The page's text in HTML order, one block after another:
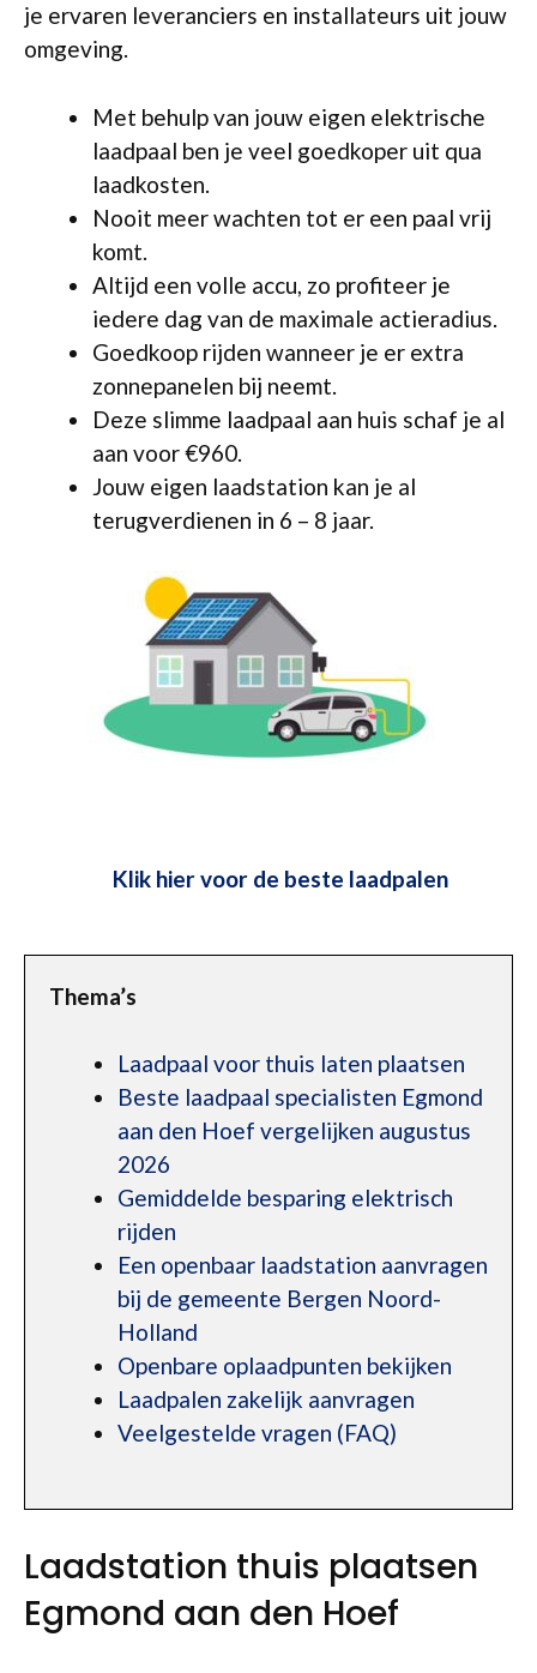
je ervaren leveranciers en installateurs uit jouw
omgeving.
Met behulp van jouw eigen elektrische
laadpaal ben je veel goedkoper uit qua
laadkosten.
Nooit meer wachten tot er een paal vrij
komt.
Altijd een volle accu, zo profiteer je
iedere dag van de maximale actieradius.
Goedkoop rijden wanneer je er extra
zonnepanelen bij neemt.
Deze slimme laadpaal aan huis schaf je al
aan voor €960.
Jouw eigen laadstation kan je al
terugverdienen in 6 – 8 jaar.
Klik hier voor de beste laadpalen
Thema’s
Laadpaal voor thuis laten plaatsen
Beste laadpaal specialisten Egmond
aan den Hoef vergelijken augustus
2026
Gemiddelde besparing elektrisch
rijden
Een openbaar laadstation aanvragen
bij de gemeente Bergen Noord-
Holland
Openbare oplaadpunten bekijken
Laadpalen zakelijk aanvragen
Veelgestelde vragen (FAQ)
Laadstation thuis plaatsen
Egmond aan den Hoef